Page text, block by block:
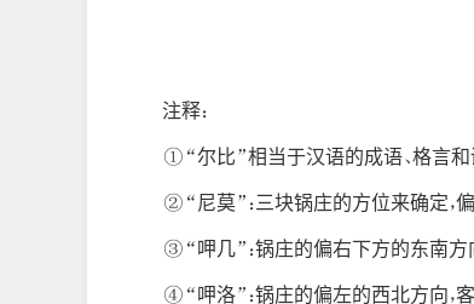
注释：
①“尔比”相当于汉语的成语、格言和
②“尼莫”：三块锅庄的方位来确定，
③“呷几”：锅庄的偏右下方的东南方
④“呷洛”：锅庄的偏左的西北方向，客